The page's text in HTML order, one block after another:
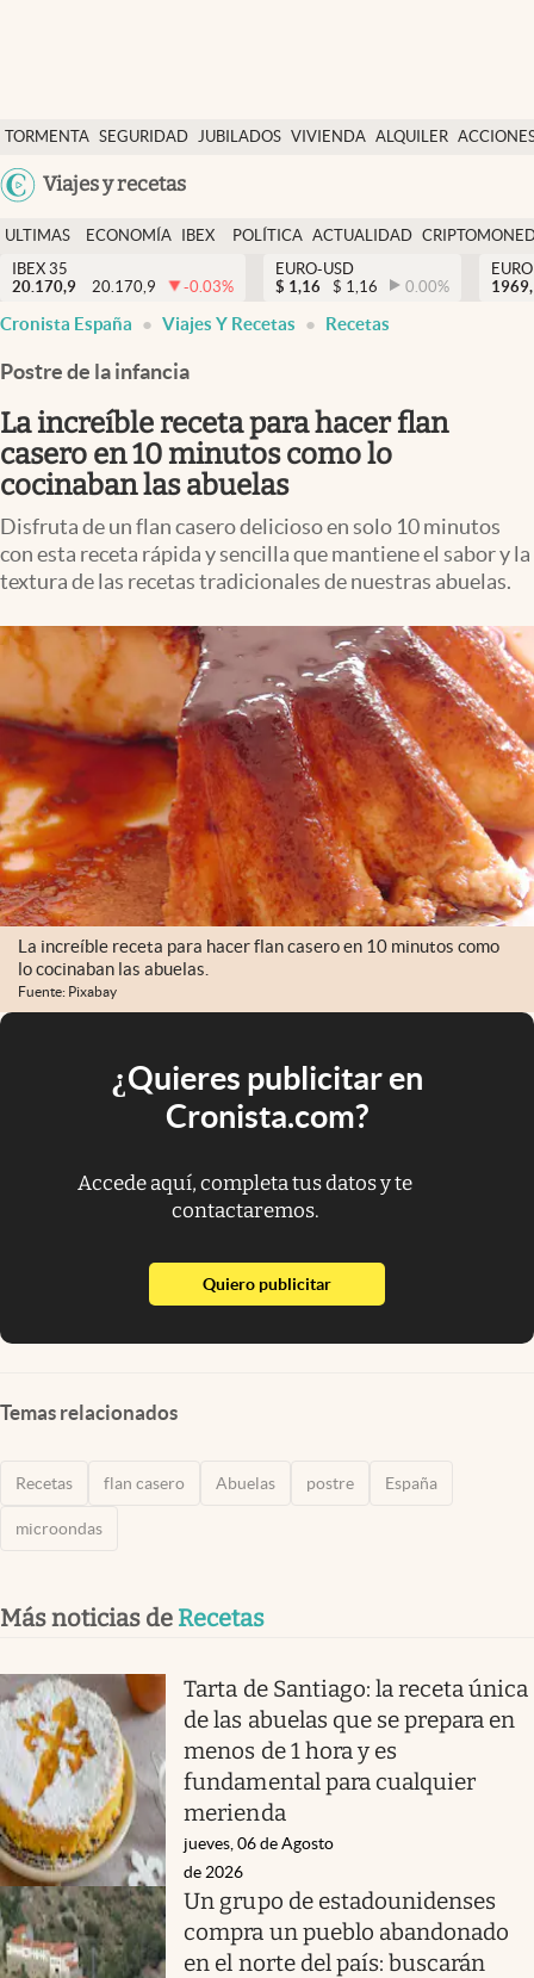
TORMENTA SEGURIDAD JUBILADOS VIVIENDA ALQUILER
Viajes y recetas
Economía y finanzas
Política
Actualidad
Criptomonedas
España
ULTIMAS
NOTICIAS
ECONOMÍA
FINANZAS
IBEX
EURO
POLÍTICA ACTUALIDAD
IBEX 35
20.170,9
20.170,9 -0.03%
EURO-USD
$ 1,16 $ 1,16 0.00%
Cronista España Viajes Y Recetas Recetas
Postre de la infancia
La increíble receta para hacer flan
casero en 10 minutos como lo
cocinaban las abuelas
Disfruta de un flan casero delicioso en solo 10 minutos
con esta receta rápida y sencilla que mantiene el sabor y la
textura de las recetas tradicionales de nuestras abuelas.
La increíble receta para hacer flan casero en 10 minutos como
lo cocinaban las abuelas.
Fuente: Pixabay
¿Quieres publicitar en
Cronista.com?
Accede aquí, completa tus datos y te
contactaremos.
Quiero publicitarabre en nueva pestaña
Temas relacionados
Recetas flan casero Abuelas postre España
microondas
Más noticias de Recetas
Tarta de Santiago: la receta única
de las abuelas que se prepara en
menos de 1 hora y es
fundamental para cualquier
merienda
jueves, 06 de Agosto
de 2026
Un grupo de estadounidenses
compra un pueblo abandonado
en el norte del país: buscarán